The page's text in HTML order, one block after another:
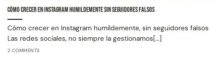
Cómo crecer en instagram humildemente sin seguidores falsos
Cómo crecer en Instagram humildemente, sin seguidores falsos
Las redes sociales, no siempre la gestionamos[...]
2 COMMENTS